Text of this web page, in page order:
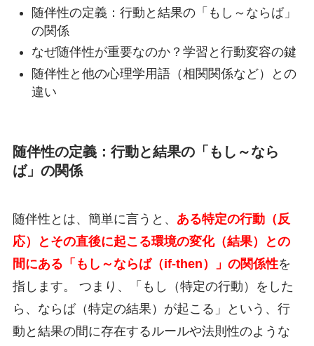
随伴性の定義：行動と結果の「もし～ならば」
の関係
なぜ随伴性が重要なのか？学習と行動変容の鍵
随伴性と他の心理学用語（相関関係など）との
違い
随伴性の定義：行動と結果の「もし～なら
ば」の関係
随伴性とは、簡単に言うと、 ある特定の行動（反
応）とその直後に起こる環境の変化（結果）との
間にある「もし～ならば（if-then）」の関係性を
指します。 つまり、「もし（特定の行動）をした
ら、ならば（特定の結果）が起こる」という、行
動と結果の間に存在するルールや法則性のような